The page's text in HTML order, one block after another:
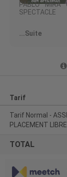
PABLO MIRA
SPECTACLE
Et ça va
l'obliger à
self-control.
vie au
Spoiler alert :
Organisateur :
...Suite
Tarif
Tarif Normal -
PLACEMENT LIBRE
TOTAL